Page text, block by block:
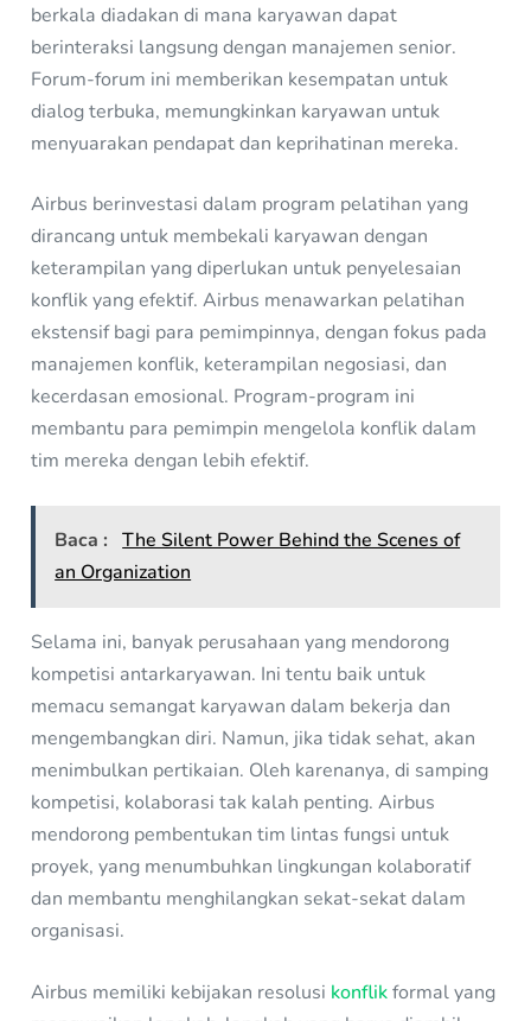
berkala diadakan di mana karyawan dapat
berinteraksi langsung dengan manajemen senior.
Forum-forum ini memberikan kesempatan untuk
dialog terbuka, memungkinkan karyawan untuk
menyuarakan pendapat dan keprihatinan mereka.
Airbus berinvestasi dalam program pelatihan yang
dirancang untuk membekali karyawan dengan
keterampilan yang diperlukan untuk penyelesaian
konflik yang efektif. Airbus menawarkan pelatihan
ekstensif bagi para pemimpinnya, dengan fokus pada
manajemen konflik, keterampilan negosiasi, dan
kecerdasan emosional. Program-program ini
membantu para pemimpin mengelola konflik dalam
tim mereka dengan lebih efektif.
Baca : The Silent Power Behind the Scenes of
an Organization
Selama ini, banyak perusahaan yang mendorong
kompetisi antarkaryawan. Ini tentu baik untuk
memacu semangat karyawan dalam bekerja dan
mengembangkan diri. Namun, jika tidak sehat, akan
menimbulkan pertikaian. Oleh karenanya, di samping
kompetisi, kolaborasi tak kalah penting. Airbus
mendorong pembentukan tim lintas fungsi untuk
proyek, yang menumbuhkan lingkungan kolaboratif
dan membantu menghilangkan sekat-sekat dalam
organisasi.
Airbus memiliki kebijakan resolusi konflikformal yang